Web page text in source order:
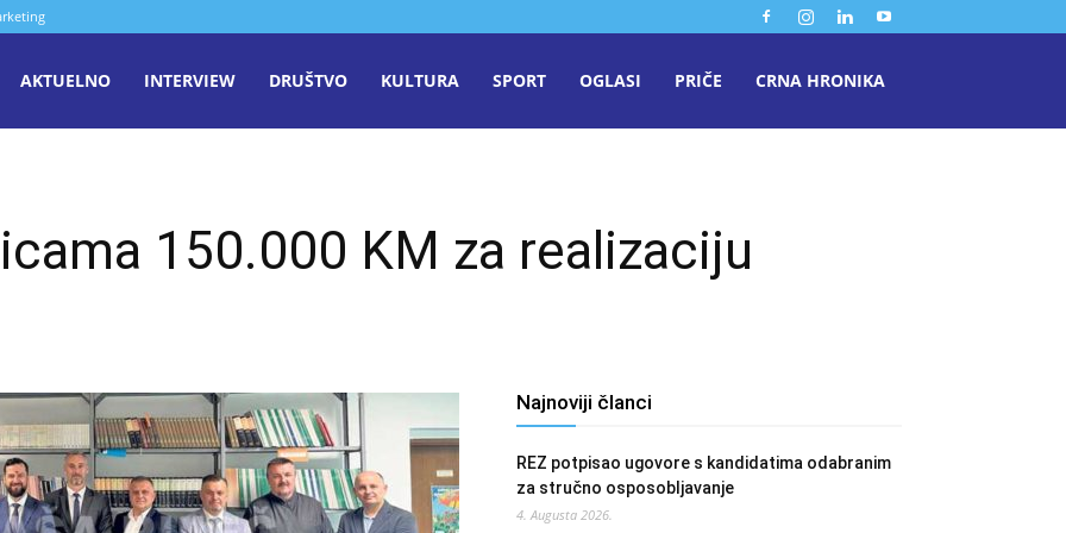
AKTUELNO INTERVIEW DRUŠTVO KULTURA SPORT OGLASI PRIČE CRNA HRONIKA
150.000 KM za realizaciju
Najnoviji članci
REZ potpisao ugovore s kandidatima odabranim
za stručno osposobljavanje
4. Augusta 2026.